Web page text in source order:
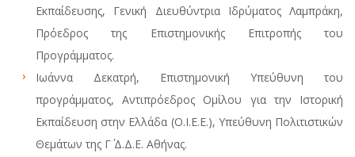
Εκπαίδευσης, Γενική Διευθύντρια Ιδρύματος Λαμπράκη,
Πρόεδρος της Επιστημονικής Επιτροπής του
Προγράμματος.
Ιωάννα Δεκατρή, Επιστημονική Υπεύθυνη του
προγράμματος, Αντιπρόεδρος Ομίλου για την Ιστορική
Εκπαίδευση στην Ελλάδα (Ο.Ι.Ε.Ε.), Υπεύθυνη Πολιτιστικών
Θεμάτων της Γ΄ Δ.Δ.Ε. Αθήνας.